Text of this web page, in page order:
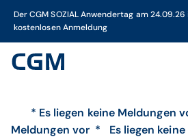
Der CGM SOZIAL Anwendertag am
kostenlosen Anmeldung
* Es liegen keine Meldungen
Meldungen vor * Es liegen